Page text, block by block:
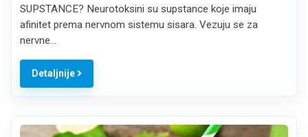
SUPSTANCE? Neurotoksini su supstance koje imaju
afinitet prema nervnom sistemu sisara. Vezuju se za
nervne…
Detaljnije